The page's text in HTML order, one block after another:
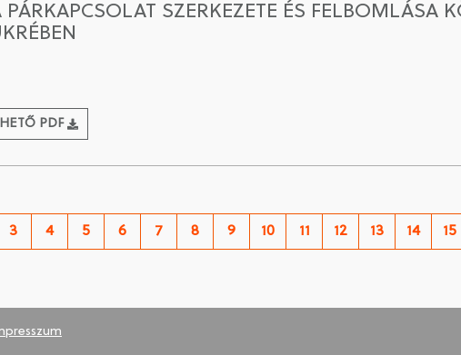
SZERKEZETE ÉS FELBOMLÁSA
PDF
3 4 5 6 7 8 9 10 11 12 13 14 15